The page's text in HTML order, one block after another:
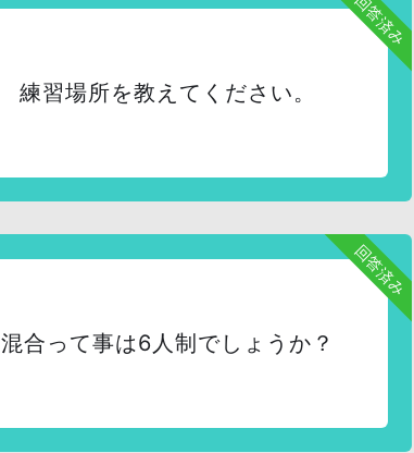
回答済み
練習場所を教えてください。
回答済み
混合って事は6人制でしょうか？